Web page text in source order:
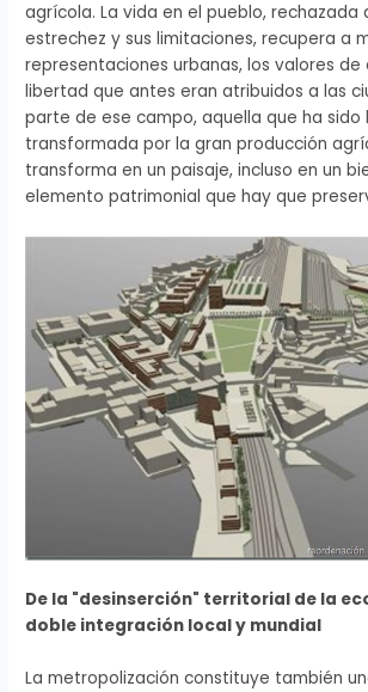
agrícola. La vida en el pueblo, rechazada
estrechez y sus limitaciones, recupera a
representaciones urbanas, los valores
libertad que antes eran atribuidos a las
parte de ese campo, aquella que ha sido
transformada por la gran producción
transforma en un paisaje, incluso en un
elemento patrimonial que hay que
De la "desinserción" territorial de la
doble integración local y mundial
La metropolización constituye también